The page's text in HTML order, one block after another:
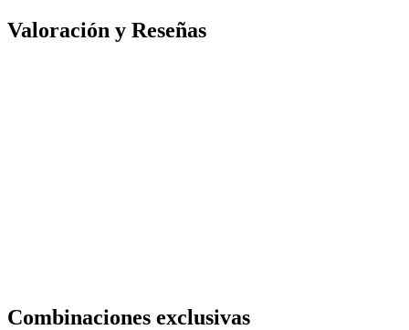
Valoración y Reseñas
Combinaciones exclusivas